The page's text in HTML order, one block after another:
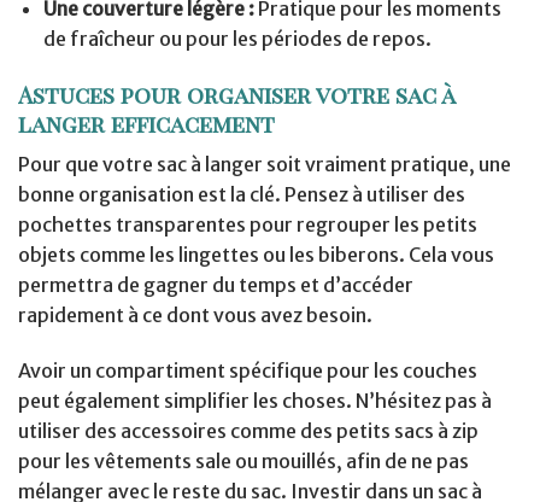
Une couverture légère :Pratique pour les moments
de fraîcheur ou pour les périodes de repos.
Astuces pour organiser votre sac à
langer efficacement
Pour que votre sac à langer soit vraiment pratique, une
bonne organisation est la clé. Pensez à utiliser des
pochettes transparentes pour regrouper les petits
objets comme les lingettes ou les biberons. Cela vous
permettra de gagner du temps et d’accéder
rapidement à ce dont vous avez besoin.
Avoir un compartiment spécifique pour les couches
peut également simplifier les choses. N’hésitez pas à
utiliser des accessoires comme des petits sacs à zip
pour les vêtements sale ou mouillés, afin de ne pas
mélanger avec le reste du sac. Investir dans un sac à